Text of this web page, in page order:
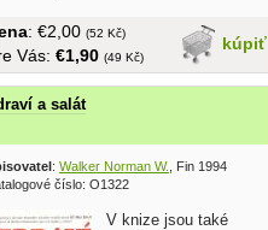
kúpiť
: €2,00 (52 Kč)
Vás: €1,90 (49 Kč)
a salát
: Walker Norman W. , Fin 1994
číslo: O1322
V knize jsou také